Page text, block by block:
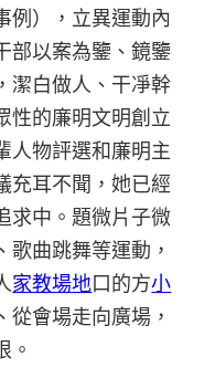
例），立異運動內
部以案為鑒、鏡鑒
潔白做人、干凈幹
性的廉明文明創立
人物評選和廉明主
充耳不聞，她已經
求中。題微片子微
曲跳舞等運動，
家教場地口的方小
從會場走向廣場，
。